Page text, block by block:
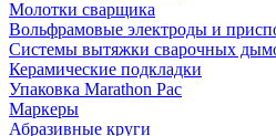
Молотки сварщика
Вольфрамовые электроды и
Системы вытяжки сварочных
Керамические подкладки
Упаковка Marathon Pac
Маркеры
Абразивные круги